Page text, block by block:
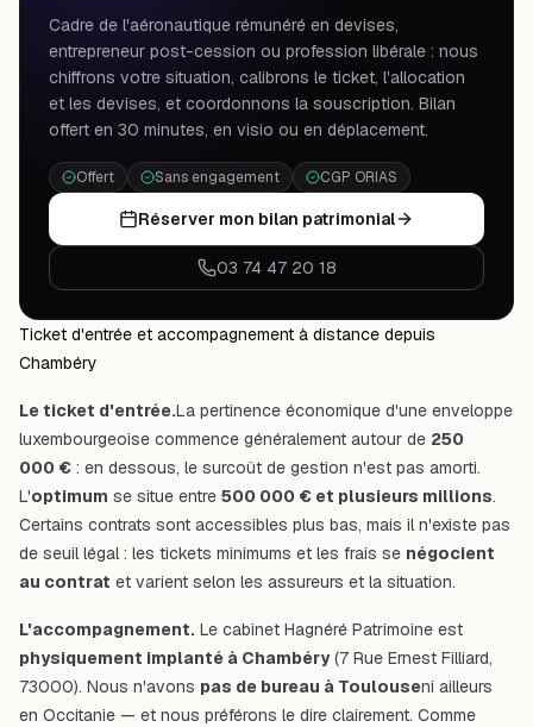
Cadre de l'aéronautique rémunéré en devises,
entrepreneur post-cession ou profession libérale : nous
chiffrons votre situation, calibrons le ticket, l'allocation
et les devises, et coordonnons la souscription. Bilan
offert en 30 minutes, en visio ou en déplacement.
Offert Sans engagement CGP ORIAS
Réserver mon bilan patrimonial
03 74 47 20 18
Ticket d'entrée et accompagnement à distance depuis
Chambéry
Le ticket d'entrée.La pertinence économique d'une enveloppe
luxembourgeoise commence généralement autour de 250
000 € : en dessous, le surcoût de gestion n'est pas amorti.
L'optimum se situe entre 500 000 € et plusieurs millions.
Certains contrats sont accessibles plus bas, mais il n'existe pas
de seuil légal : les tickets minimums et les frais se négocient
au contrat et varient selon les assureurs et la situation.
L'accompagnement. Le cabinet Hagnéré Patrimoine est
physiquement implanté à Chambéry(7 Rue Ernest Filliard,
73000). Nous n'avons pas de bureau à Toulouseni ailleurs
en Occitanie — et nous préférons le dire clairement. Comme